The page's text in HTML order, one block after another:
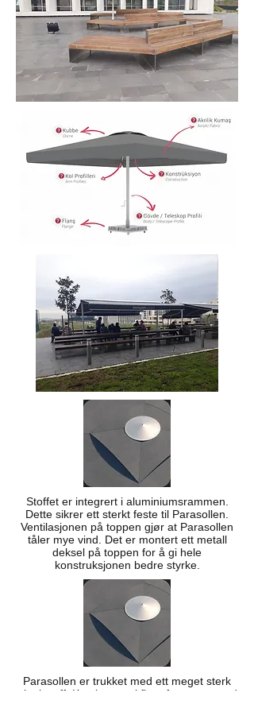
Stoffet er integrert i aluminiumsrammen.
Dette sikrer ett sterkt feste til Parasollen.
Ventilasjonen på toppen gjør at Parasollen
tåler mye vind. Det er montert ett metall
deksel på toppen for å gi hele
konstruksjonen bedre styrke.
Parasollen er trukket med ett meget sterk
akryl stoff. Kan leveres i flere farger og med